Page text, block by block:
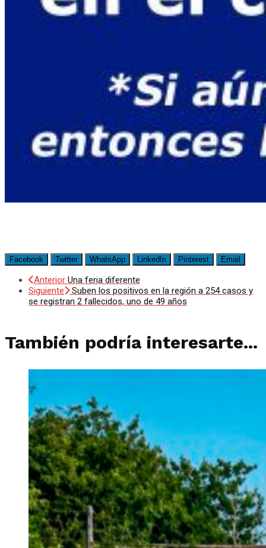
Facebook Twitter WhatsApp LinkedIn Pinterest Email
Anterior Una feria diferente
Siguiente
Suben los positivos en la región a 254 casos y
se registran 2 fallecidos, uno de 49 años
También podría interesarte...